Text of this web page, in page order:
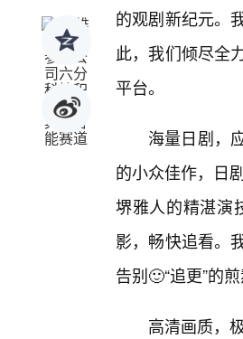
的观剧新纪元。
此，我们倾尽全
平台。
海量日剧，
的小众佳作，日
堺雅人的精湛演
影，畅快追看。
告别🙂“追更”的
高清画质，